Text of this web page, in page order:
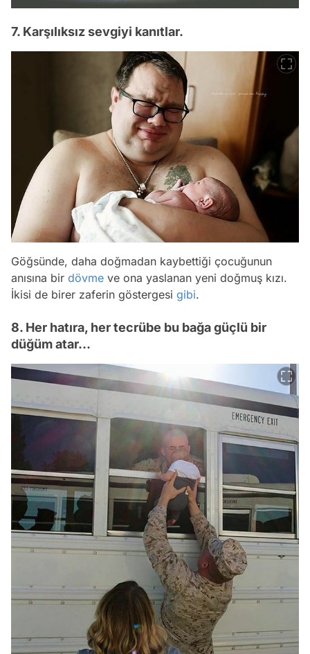
7. Karşılıksız sevgiyi kanıtlar.
Göğsünde, daha doğmadan kaybettiği çocuğunun
anısına bir dövme ve ona yaslanan yeni doğmuş kızı.
İkisi de birer zaferin göstergesi gibi.
8. Her hatıra, her tecrübe bu bağa güçlü bir
düğüm atar...